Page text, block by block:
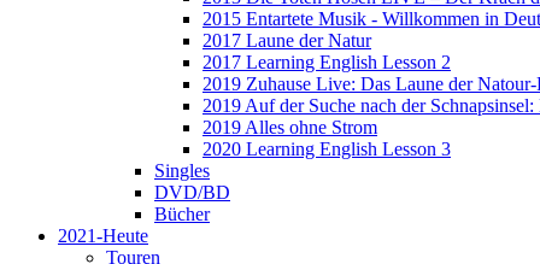
2015 Entartete Musik - Willkommen in
2017 Laune der Natur
2017 Learning English Lesson 2
2019 Zuhause Live: Das Laune der
2019 Auf der Suche nach der
2019 Alles ohne Strom
2020 Learning English Lesson 3
Singles
DVD/BD
Bücher
2021-Heute
Touren